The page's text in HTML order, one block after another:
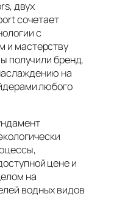
двух
сочетает
с
и мастерству
получили бренд,
на
любого
цене и
на
водных видов